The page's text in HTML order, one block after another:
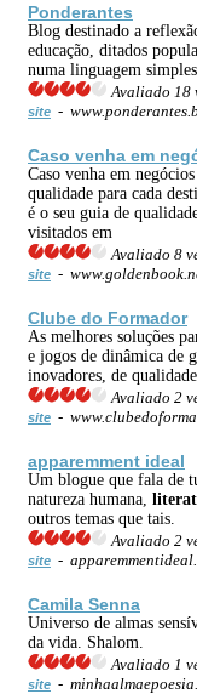
Ponderantes
Blog destinado a
educação, ditados
numa linguagem
Avaliado 18
site -
Caso venha em
Caso venha em
qualidade para cada
é o seu guia de
visitados em
Avaliado 8
site -
Clube do Formador
As melhores soluções
e jogos de dinâmica de
inovadores, de
Avaliado 2
site -
apparemment ideal
Um blogue que fala de
natureza humana,
outros temas que tais.
Avaliado 2
site -
Camila Senna
Universo de almas
da vida. Shalom.
Avaliado 1
site -